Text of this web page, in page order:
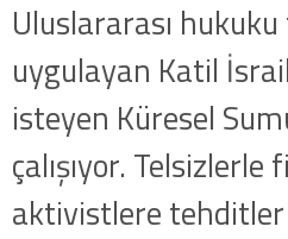
Uluslararası hukuku
uygulayan Katil
isteyen Küresel
çalışıyor.
aktivistlere